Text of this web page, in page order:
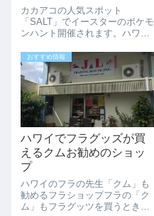
ます。4/16(日曜日)
カカアコの人気スポット
「SALT」でイースターのポケモ
ンハント開催されます。ハワイ
人気はありますよ。人気のカカ
アコで、イースターエッグにポ
ケモンハントをやってみません
か？ポケモンファンはもちろ
ん、カカアコの最新イ...
おすすめ情報
ハワイでフラグッズが買
えるクムお勧めのショッ
プ
ハワイのフラの先生「クム」も
勧めるフラショップフラの「ク
ム」もフラグッツを買うときは